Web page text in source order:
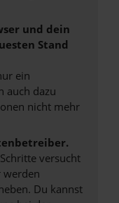
und dein
Stand
ein
auch dazu
nicht mehr
versucht
werden
Du kannst